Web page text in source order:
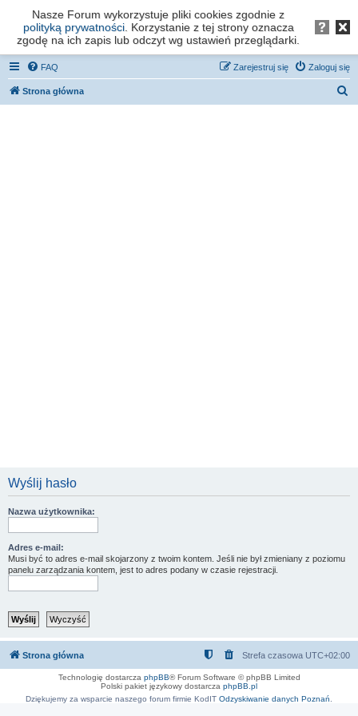
Forum os. Stefana Batorego - Poznań
FAQ Zaloguj się
Zarejestruj się
Strona główna
Wyślij hasło
Nazwa użytkownika:
Adres e-mail:
Musi być to adres e-mail skojarzony z twoim kontem. Jeśli nie był zmieniany z poziomu
panelu zarządzania kontem, jest to adres podany w czasie rejestracji.
Strona główna Strefa czasowa UTC+02:00
Technologię dostarcza phpBB® Forum Software © phpBB Limited
Polski pakiet językowy dostarcza phpBB.pl
Dziękujemy za wsparcie naszego forum firmie KodIT Odzyskiwanie danych Poznań
Nasze Forum wykorzystuje pliki cookies zgodnie z
polityką prywatności. Korzystanie z tej strony oznacza
zgodę na ich zapis lub odczyt wg ustawień przeglądarki.